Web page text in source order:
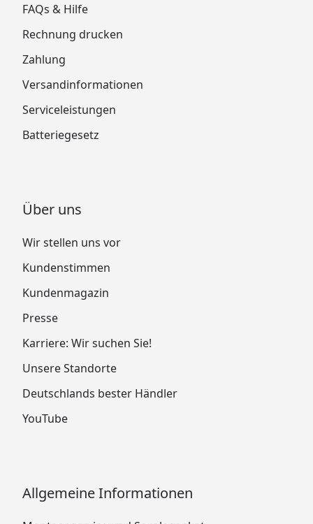
FAQs & Hilfe
Rechnung drucken
Zahlung
Versandinformationen
Serviceleistungen
Batteriegesetz
Über uns
Wir stellen uns vor
Kundenstimmen
Kundenmagazin
Presse
Karriere: Wir suchen Sie!
Unsere Standorte
Deutschlands bester Händler
YouTube
Allgemeine Informationen